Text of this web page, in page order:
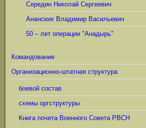
Середин Николай Сергеевич
Ананских Владимир Васильевич
50 – лет операции "Анадырь"
Командование
Организационно-штатная структура
боевой состав
схемы оргструктуры
Книга почета Военного Совета РВСН